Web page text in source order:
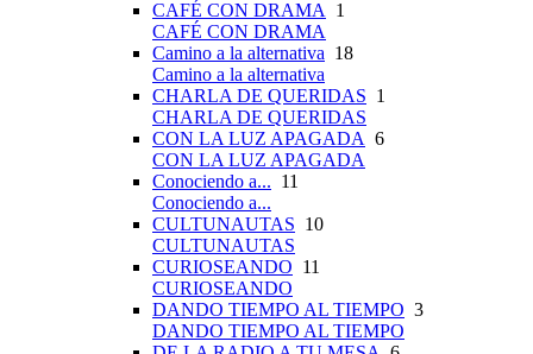
CAFÉ CON DRAMA 1
CAFÉ CON DRAMA
Camino a la alternativa 18
Camino a la alternativa
CHARLA DE QUERIDAS 1
CHARLA DE QUERIDAS
CON LA LUZ APAGADA 6
CON LA LUZ APAGADA
Conociendo a... 11
Conociendo a...
CULTUNAUTAS 10
CULTUNAUTAS
CURIOSEANDO 11
CURIOSEANDO
DANDO TIEMPO AL TIEMPO 3
DANDO TIEMPO AL TIEMPO